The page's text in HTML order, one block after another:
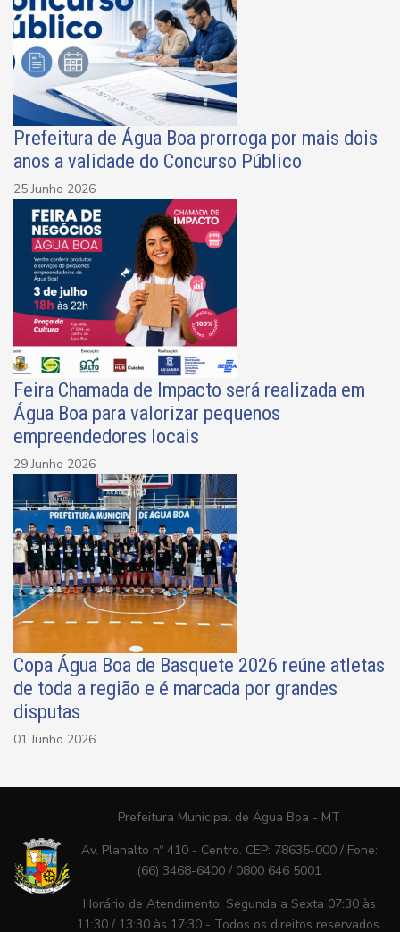
Prefeitura de Água Boa prorroga por mais dois
anos a validade do Concurso Público
25 Junho 2026
Feira Chamada de Impacto será realizada em
Água Boa para valorizar pequenos
empreendedores locais
29 Junho 2026
Copa Água Boa de Basquete 2026 reúne atletas
de toda a região e é marcada por grandes
disputas
01 Junho 2026
Prefeitura Municipal de Água Boa - MT
Av. Planalto nº 410 - Centro. CEP: 78635-000 / Fone:
(66) 3468-6400 / 0800 646 5001
Horário de Atendimento: Segunda a Sexta 07:30 às
11:30 / 13:30 às 17:30 - Todos os direitos reservados.